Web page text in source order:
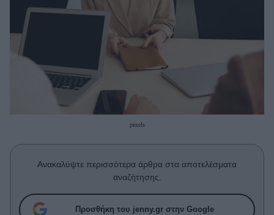
Parenting
Working Girl
Real Women
Πρόσωπα
Who
True Stories
Success Stories
pexels
Ανακαλύψτε περισσότερα άρθρα στα αποτελέσματα
αναζήτησης.
Προσθήκη του jenny.gr στην Google